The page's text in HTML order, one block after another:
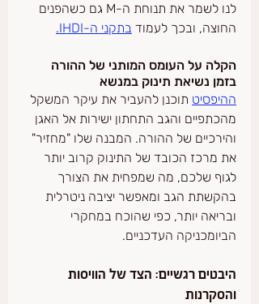
לנו לשמר את תנוחת ה-M גם כשהפנים
החוצה, ובכך לעמוד בתקני ה-IHDI.
הקלה על העומס המותני של ההורה
בזמן נשיאת תינוק במנשא
ההיפסיט תוכנן להעביר את עיקר המשקל
מהכתפיים והגב התחתון ישירות אל האגן
והירכיים של ההורה. המבנה שלו "מחזיר"
את מרכז הכובד של התינוק קרוב יותר
לגוף שלכם, מה שמפחית את הצורך
בהקשתת הגב ומאפשר יציבה ניטרלית
ובריאה יותר, כפי שהוכח במחקרי
הביומכניקה העדכניים.
היבטים רגשיים: הצד של הוויסות
והסקרנות